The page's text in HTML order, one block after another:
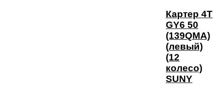
Картер 4T
GY6 50
(139QMA)
(левый)
(12
колесо)
SUNY